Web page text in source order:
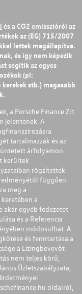
és a CO2 emisszióról az
az (EG) 715/2007
lettek megállapítva.
és így nem képezik
segítik az egyes
(pl:
stb.) magasabb
a Porsche Finance Zrt.
jelentenek. A
tartalmazzák és az
árfolyamon
kerültek
rögzítettek
függően
meg a
a
egyéb fedezetet
és a Referencia
módosulhat. A
és fenntartása a
a Lízingbevevőt
nem teljes körű,
Üzletszabályzata,
oldalról,